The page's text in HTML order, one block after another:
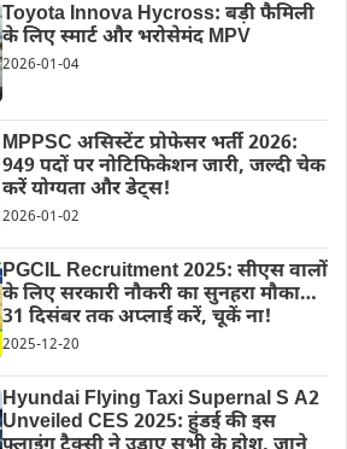
Toyota Innova Hycross: बड़ी फैमिली
के लिए स्मार्ट और भरोसेमंद MPV
2026-01-04
MPPSC असिस्टेंट प्रोफेसर भर्ती 2026:
949 पदों पर नोटिफिकेशन जारी, जल्दी चेक
करें योग्यता और डेट्स!
2026-01-02
PGCIL Recruitment 2025: सीएस वालों
के लिए सरकारी नौकरी का सुनहरा मौका…
31 दिसंबर तक अप्लाई करें, चूकें ना!
2025-12-20
Hyundai Flying Taxi Supernal S A2
Unveiled CES 2025: हुंडई की इस